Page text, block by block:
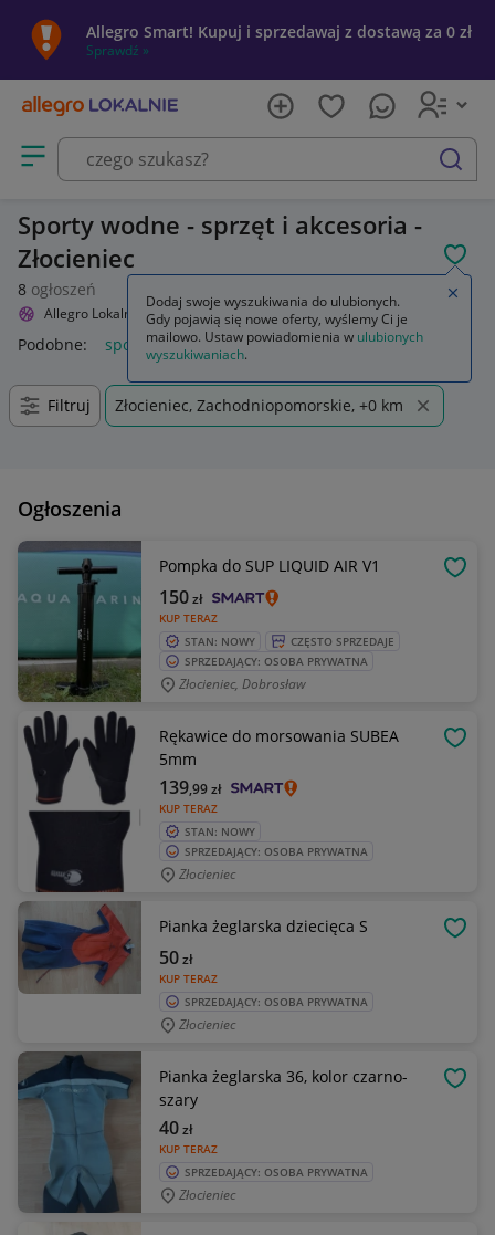
Allegro Smart! Kupuj i sprzedawaj z dostawą za 0 zł
Sprawdź »
Otwórz menu z kategoriami
szukaj
Sporty wodne - sprzęt i akcesoria -
Złocieniec
8 ogłoszeń
Allegro Lokalnie Sport i turystyka Sporty wodne
Podobne: sporty wodne kask sporty wodne
Filtruj Złocieniec, Zachodniopomorskie, +0 km
Ogłoszenia
Pompka do SUP LIQUID AIR V1
KUP TERAZ
150zł
STAN: NOWY
CZĘSTO SPRZEDAJE
SPRZEDAJĄCY: OSOBA PRYWATNA
Złocieniec, Dobrosław
Rękawice do morsowania SUBEA
5mm
KUP TERAZ
139,99zł
STAN: NOWY
SPRZEDAJĄCY: OSOBA PRYWATNA
Złocieniec
Pianka żeglarska dziecięca S
KUP TERAZ
50zł
SPRZEDAJĄCY: OSOBA PRYWATNA
Złocieniec
Pianka żeglarska 36, kolor czarno-
szary
KUP TERAZ
40zł
SPRZEDAJĄCY: OSOBA PRYWATNA
Złocieniec
Dodaj swoje wyszukiwania do ulubionych.
Gdy pojawią się nowe oferty, wyślemy Ci je
mailowo. Ustaw powiadomienia w ulubionych
wyszukiwaniach.